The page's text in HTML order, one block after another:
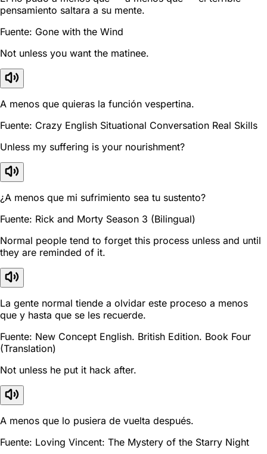
pensamiento saltara a su mente.
Fuente: Gone with the Wind
Not unless you want the matinee.
A menos que quieras la función vespertina.
Fuente: Crazy English Situational Conversation Real Skills
Unless my suffering is your nourishment?
¿A menos que mi sufrimiento sea tu sustento?
Fuente: Rick and Morty Season 3 (Bilingual)
Normal people tend to forget this process unless and until
they are reminded of it.
La gente normal tiende a olvidar este proceso a menos
que y hasta que se les recuerde.
Fuente: New Concept English. British Edition. Book Four
(Translation)
Not unless he put it hack after.
A menos que lo pusiera de vuelta después.
Fuente: Loving Vincent: The Mystery of the Starry Night